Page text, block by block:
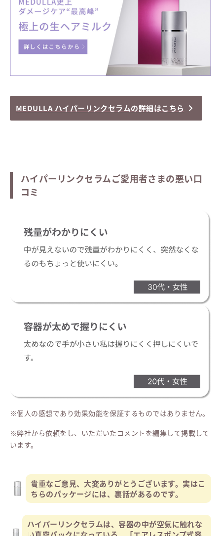
MEDULLA ハイパーリンクセラムの詳細はこちら
ハイパーリンクセラムご愛用者さまの悪い口
コミ
※個人の感想であり効果効能を保証するものではありません。
※弊社から依頼をし、いただいたコメントを編集して掲載して
います。
貴重なご意見、大変ありがとうございます。実はこ
ちらのパッケージには、裏話があるのです。
ハイパーリンクセラムは、容器の中が空気に触れな